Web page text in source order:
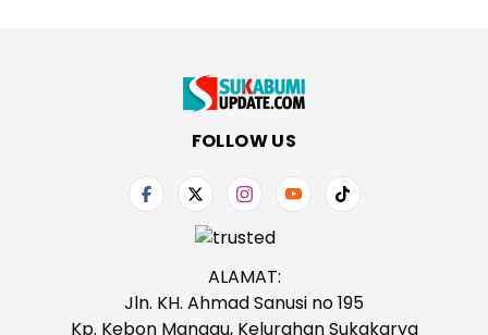
FOLLOW US
ALAMAT:
Jln. KH. Ahmad Sanusi no 195
Kp. Kebon Manggu, Kelurahan Sukakarya